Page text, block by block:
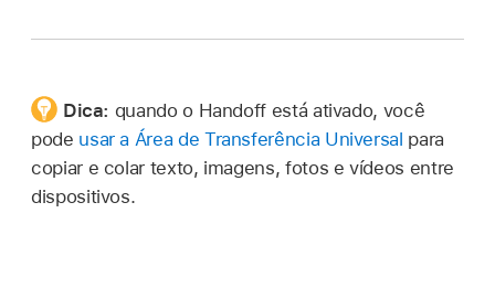
Dica: quando o Handoff está ativado, você
pode usar a Área de Transferência Universal para
copiar e colar texto, imagens, fotos e vídeos entre
dispositivos.